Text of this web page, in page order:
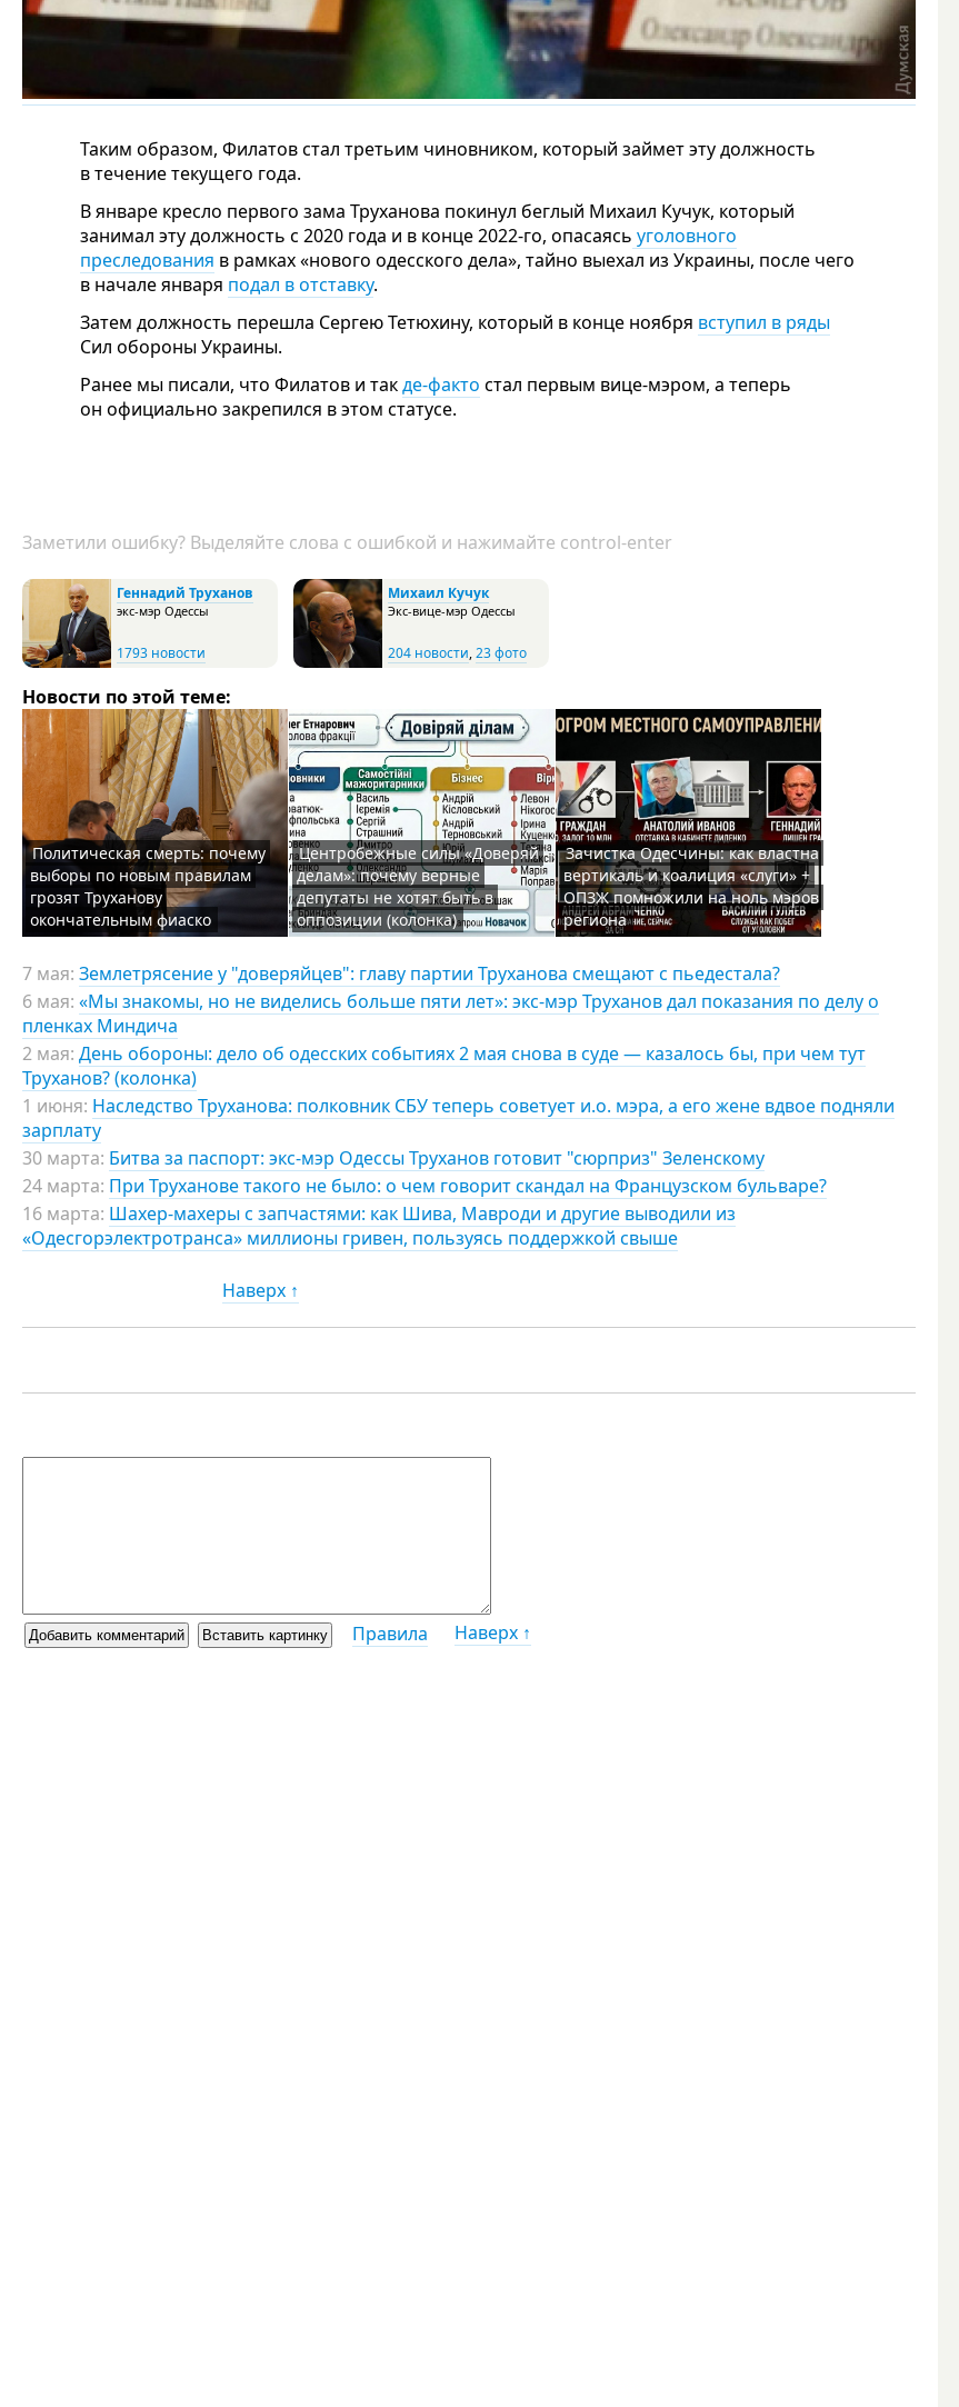
Таким образом, Филатов стал третьим чиновником, который займет эту должность
в течение текущего года.
В январе кресло первого зама Труханова покинул беглый Михаил Кучук, который
занимал эту должность с 2020 года и в конце 2022-го, опасаясь уголовного
преследования в рамках «нового одесского дела», тайно выехал из Украины, после чего
в начале января подал в отставку.
Затем должность перешла Сергею Тетюхину, который в конце ноября вступил в ряды
Сил обороны Украины.
Ранее мы писали, что Филатов и такде-факто стал первым вице-мэром, а теперь
он официально закрепился в этом статусе.
Заметили ошибку? Выделяйте слова с ошибкой и нажимайте control-enter
Геннадий Труханов
экс-мэр Одессы
1793 новости
Михаил Кучук
Экс-вице-мэр Одессы
204 новости,23 фото
Новости по этой теме:
Политическая смерть: почему
выборы по новым правилам
грозят Труханову
окончательным фиаско
Центробежные силы «Доверяй
делам»: почему верные
депутаты не хотят быть в
оппозиции (колонка)
Зачистка Одесчины: как властна
вертикаль и коалиция «слуги» +
ОПЗЖ помножили на ноль мэров
региона
7 мая: Землетрясение у "доверяйцев": главу партии Труханова смещают с пьедестала?
6 мая: «Мы знакомы, но не виделись больше пяти лет»: экс-мэр Труханов дал показания по делу о
пленках Миндича
2 мая: День обороны: дело об одесских событиях 2 мая снова в суде — казалось бы, при чем тут
Труханов? (колонка)
1 июня: Наследство Труханова: полковник СБУ теперь советует и.о. мэра, а его жене вдвое подняли
зарплату
30 марта: Битва за паспорт: экс-мэр Одессы Труханов готовит "сюрприз" Зеленскому
24 марта: При Труханове такого не было: о чем говорит скандал на Французском бульваре?
16 марта: Шахер-махеры с запчастями: как Шива, Мавроди и другие выводили из
«Одесгорэлектротранса» миллионы гривен, пользуясь поддержкой свыше
Наверх ↑
Правила Наверх ↑